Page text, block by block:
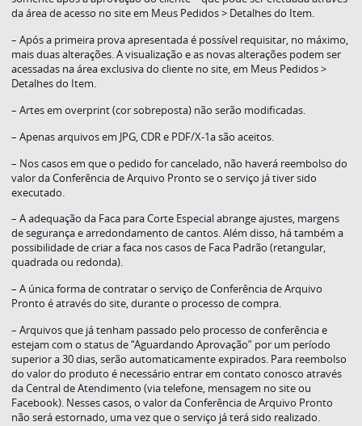
da área de acesso no site em Meus Pedidos > Detalhes do Item.
– Após a primeira prova apresentada é possível requisitar, no máximo,
mais duas alterações. A visualização e as novas alterações podem ser
acessadas na área exclusiva do cliente no site, em Meus Pedidos >
Detalhes do Item.
– Artes em overprint (cor sobreposta) não serão modificadas.
– Apenas arquivos em JPG, CDR e PDF/X-1a são aceitos.
– Nos casos em que o pedido for cancelado, não haverá reembolso do
valor da Conferência de Arquivo Pronto se o serviço já tiver sido
executado.
– A adequação da Faca para Corte Especial abrange ajustes, margens
de segurança e arredondamento de cantos. Além disso, há também a
possibilidade de criar a faca nos casos de Faca Padrão (retangular,
quadrada ou redonda).
– A única forma de contratar o serviço de Conferência de Arquivo
Pronto é através do site, durante o processo de compra.
– Arquivos que já tenham passado pelo processo de conferência e
estejam com o status de “Aguardando Aprovação” por um período
superior a 30 dias, serão automaticamente expirados. Para reembolso
do valor do produto é necessário entrar em contato conosco através
da Central de Atendimento (via telefone, mensagem no site ou
Facebook). Nesses casos, o valor da Conferência de Arquivo Pronto
não será estornado, uma vez que o serviço já terá sido realizado.